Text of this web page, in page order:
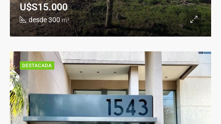
desde 300 m²
U$S15.000
DESTACADA